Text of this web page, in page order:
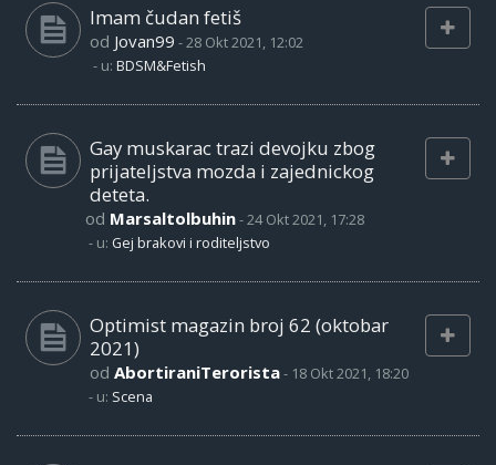
Imam čudan fetiš
od Jovan99 -28 Okt 2021, 12:02
- u: BDSM&Fetish
Gay muskarac trazi devojku zbog
prijateljstva mozda i zajednickog
deteta.
od Marsaltolbuhin-24 Okt 2021, 17:28
- u: Gej brakovi i roditeljstvo
Optimist magazin broj 62 (oktobar
2021)
od AbortiraniTerorista- 18 Okt 2021, 18:20
- u: Scena